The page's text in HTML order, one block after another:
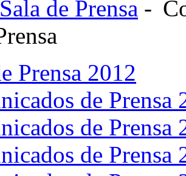
Sala de Prensa
Prensa 2012
de Prensa
de Prensa
de Prensa